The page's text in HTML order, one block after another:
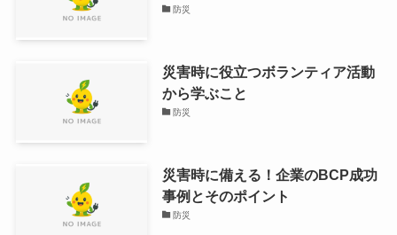
防災
災害時に役立つボランティア活動
から学ぶこと
防災
災害時に備える！企業のBCP成功
事例とそのポイント
防災